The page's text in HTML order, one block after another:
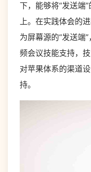
下，能够将“发送端
上。在实践体会的
为屏幕源的“发送端
频会议技能支持，
对苹果体系的渠道
持。